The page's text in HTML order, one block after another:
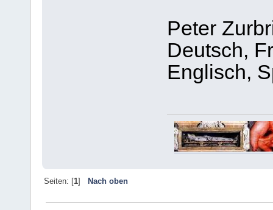
Peter
Deutsch,
Englisch,
Seiten: [1] Nach oben